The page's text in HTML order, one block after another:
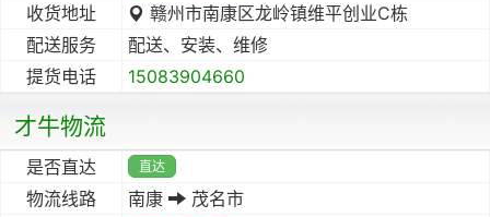
收货地址
赣州市南康区龙岭镇维平创业C栋
配送服务
配送、安装、维修
提货电话
15083904660
才牛物流
是否直达 直达
物流线路 南康
茂名市